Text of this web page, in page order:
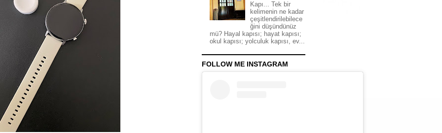
Kapı... Tek bir
kelimenin ne kadar
çeşitlendirilebilece
ğini düşündünüz
mü? Hayal kapısı; hayat kapısı;
okul kapısı; yolculuk kapısı, ev...
FOLLOW ME INSTAGRAM